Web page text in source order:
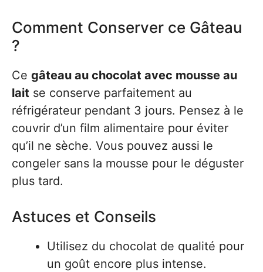
Comment Conserver ce Gâteau
?
Ce gâteau au chocolat avec mousse au
lait se conserve parfaitement au
réfrigérateur pendant 3 jours. Pensez à le
couvrir d’un film alimentaire pour éviter
qu’il ne sèche. Vous pouvez aussi le
congeler sans la mousse pour le déguster
plus tard.
Astuces et Conseils
Utilisez du chocolat de qualité pour
un goût encore plus intense.